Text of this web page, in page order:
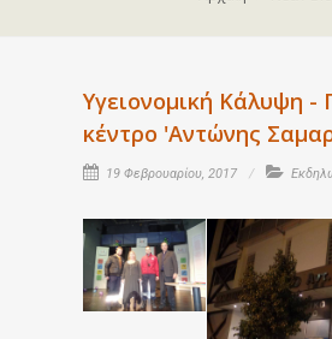
Υγειονομική Κάλυψη -
κέντρο 'Αντώνης
19 Φεβρουαρίου, 2017